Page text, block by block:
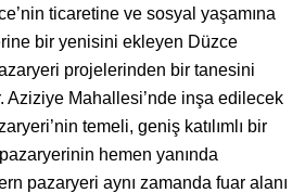
ticaretine ve sosyal yaşamına
bir yenisini ekleyen Düzce
projelerinden bir tanesini
Aziziye Mahallesi’nde inşa edilecek
temeli, geniş katılımlı bir
hemen yanında
pazaryeri aynı zamanda fuar alanı